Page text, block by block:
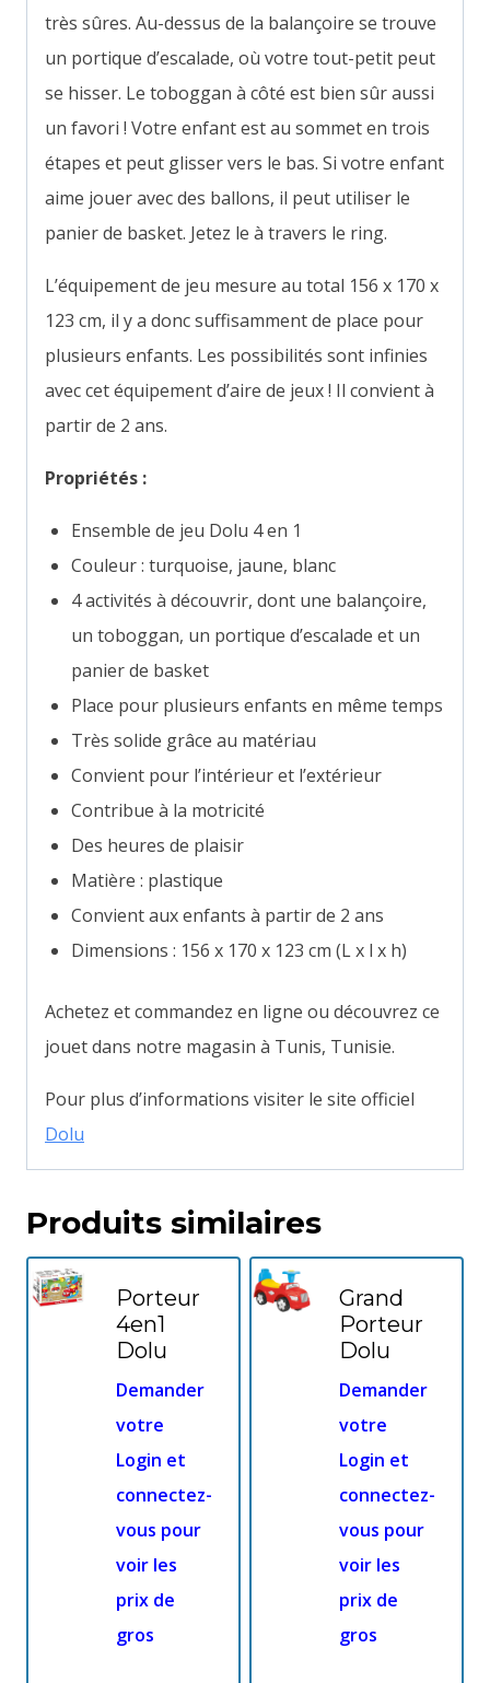
très sûres. Au-dessus de la balançoire se trouve
un portique d’escalade, où votre tout-petit peut
se hisser. Le toboggan à côté est bien sûr aussi
un favori ! Votre enfant est au sommet en trois
étapes et peut glisser vers le bas. Si votre enfant
aime jouer avec des ballons, il peut utiliser le
panier de basket. Jetez le à travers le ring.
L’équipement de jeu mesure au total 156 x 170 x
123 cm, il y a donc suffisamment de place pour
plusieurs enfants. Les possibilités sont infinies
avec cet équipement d’aire de jeux ! Il convient à
partir de 2 ans.
Propriétés :
Ensemble de jeu Dolu 4 en 1
Couleur : turquoise, jaune, blanc
4 activités à découvrir, dont une balançoire,
un toboggan, un portique d’escalade et un
panier de basket
Place pour plusieurs enfants en même temps
Très solide grâce au matériau
Convient pour l’intérieur et l’extérieur
Contribue à la motricité
Des heures de plaisir
Matière : plastique
Convient aux enfants à partir de 2 ans
Dimensions : 156 x 170 x 123 cm (L x l x h)
Achetez et commandez en ligne ou découvrez ce
jouet dans notre magasin à Tunis, Tunisie.
Pour plus d’informations visiter le site officiel
Dolu
Produits similaires
Porteur
4en1
Dolu
Demander
votre
Login et
connectez-
vous pour
voir les
prix de
gros
Grand
Porteur
Dolu
Demander
votre
Login et
connectez-
vous pour
voir les
prix de
gros